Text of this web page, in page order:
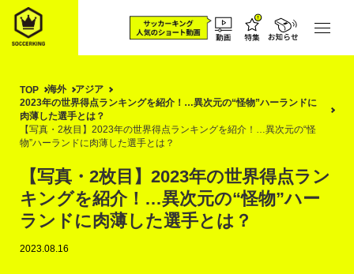
TOP 海外
アジア
2023年の世界得点ランキングを紹介！…異次元の“怪物”ハーランドに
肉薄した選手とは？
【写真・2枚目】2023年の世界得点ランキングを紹介！…異次元の“怪
物”ハーランドに肉薄した選手とは？
【写真・2枚目】2023年の世界得点ラン
キングを紹介！…異次元の“怪物”ハー
ランドに肉薄した選手とは？
2023.08.16